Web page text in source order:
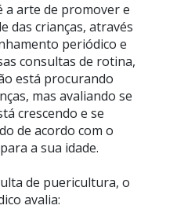
a arte de promover e
das crianças, através
periódico e
consultas de rotina,
está procurando
mas avaliando se
crescendo e se
de acordo com o
a sua idade.
de puericultura, o
avalia: